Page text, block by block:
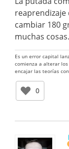
reaprendizaje
cambiar 180
muchas cosas.
Es un error capital
comienza a alterar
encajar las teorías
0